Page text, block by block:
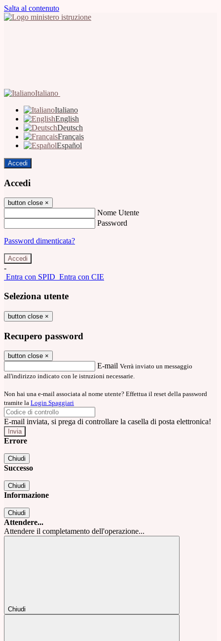
Salta al contenuto
Italiano
Italiano
English
Deutsch
Français
Español
Accedi
Accedi
button close ×
Nome Utente
Password
Password dimenticata?
-
Entra con SPID Entra con CIE
Seleziona utente
button close ×
Recupero password
button close ×
E-mail Verrà inviato un messaggio
all'indirizzo indicato con le istruzioni necessarie.
Non hai una e-mail associata al nome utente? Effettua il reset della password
tramite la Login Spaggiari
E-mail inviata, si prega di controllare la casella di posta elettronica!
Errore
Chiudi
Successo
Chiudi
Informazione
Chiudi
Attendere...
Attendere il completamento dell'operazione...
Chiudi